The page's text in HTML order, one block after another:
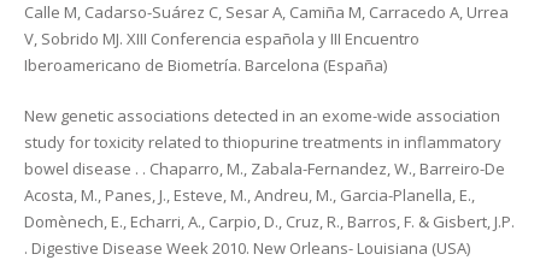
Calle M, Cadarso-Suárez C, Sesar A, Camiña M, Carracedo A, Urrea
V, Sobrido MJ. XIII Conferencia española y III Encuentro
Iberoamericano de Biometría. Barcelona (España)
New genetic associations detected in an exome-wide association
study for toxicity related to thiopurine treatments in inflammatory
bowel disease . . Chaparro, M., Zabala-Fernandez, W., Barreiro-De
Acosta, M., Panes, J., Esteve, M., Andreu, M., Garcia-Planella, E.,
Domènech, E., Echarri, A., Carpio, D., Cruz, R., Barros, F. & Gisbert, J.P.
. Digestive Disease Week 2010. New Orleans- Louisiana (USA)